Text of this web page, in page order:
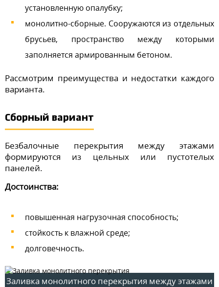
установленную опалубку;
монолитно-сборные. Сооружаются из отдельных
брусьев, пространство между которыми
заполняется армированным бетоном.
Рассмотрим преимущества и недостатки каждого
варианта.
Сборный вариант
Безбалочные перекрытия между этажами
формируются из цельных или пустотелых
панелей.
Достоинства:
повышенная нагрузочная способность;
стойкость к влажной среде;
долговечность.
Заливка монолитного перекрытия между этажами